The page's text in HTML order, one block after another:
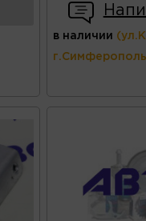
в наличии